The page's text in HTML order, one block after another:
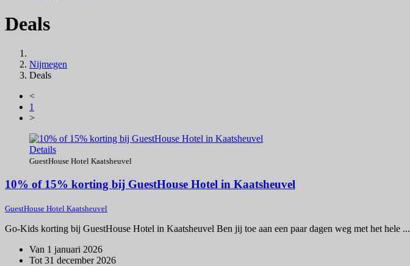
Deals
Nijmegen
Deals
<
1
>
Details
GuestHouse Hotel Kaatsheuvel
10% of 15% korting bij GuestHouse Hotel in Kaatsheuvel
GuestHouse Hotel Kaatsheuvel
Go-Kids korting bij GuestHouse Hotel in Kaatsheuvel Ben jij toe aan een paar dagen weg met het hele ...
Van 1 januari 2026
Tot 31 december 2026